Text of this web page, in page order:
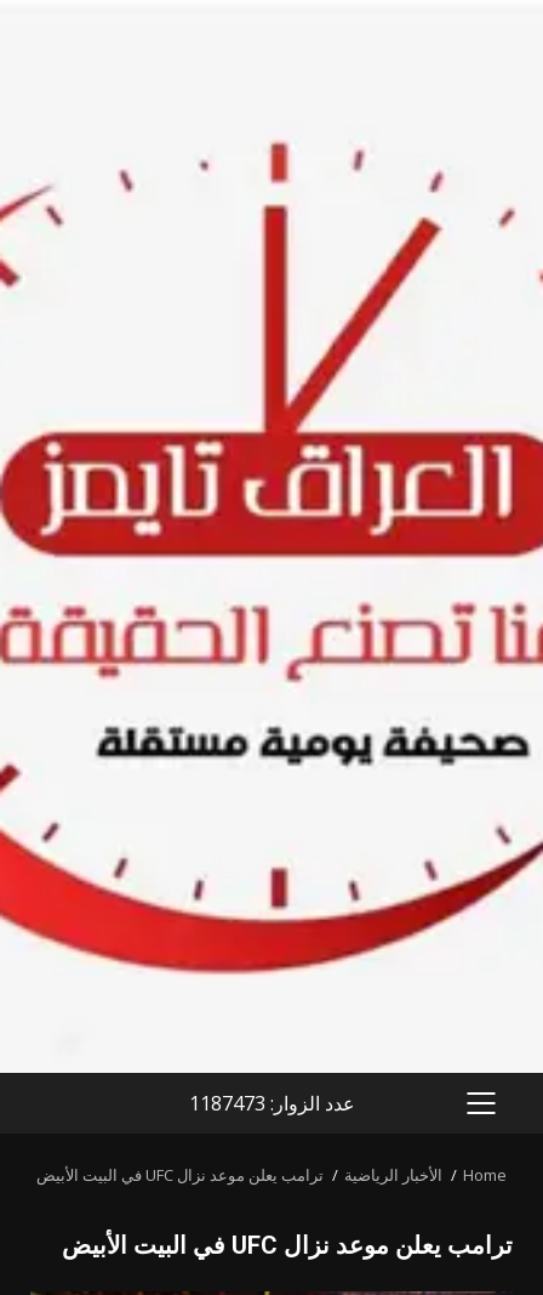
PRIMARY
عدد الزوار: 1187473
Home الأخبار الرياضية ترامب يعلن موعد نزال UFC في البيت الأبيض
ترامب يعلن موعد نزال UFC في البيت الأبيض